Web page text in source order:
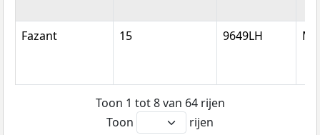
Fazant 15 9649LH
Toon 1 tot 8 van 64 rijen
Toon
rijen